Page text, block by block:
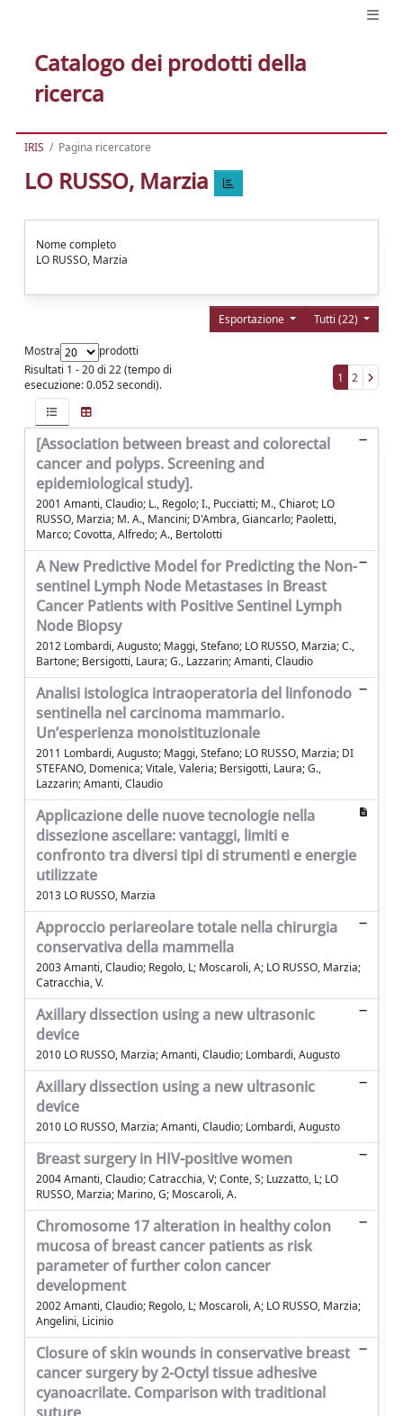
Catalogo dei prodotti della
ricerca
IRIS Pagina ricercatore
LO RUSSO, Marzia
Nome completo
LO RUSSO, Marzia
Tutti (22)
Esportazione
Mostra
prodotti
Risultati 1 - 20 di 22 (tempo di
esecuzione: 0.052 secondi).
1 2
[Association between breast and colorectal
cancer and polyps. Screening and
epidemiological study].
2001 Amanti, Claudio; L., Regolo; I., Pucciatti; M., Chiarot; LO
RUSSO, Marzia; M. A., Mancini; D'Ambra, Giancarlo; Paoletti,
Marco; Covotta, Alfredo; A., Bertolotti
A New Predictive Model for Predicting the Non-
sentinel Lymph Node Metastases in Breast
Cancer Patients with Positive Sentinel Lymph
Node Biopsy
2012 Lombardi, Augusto; Maggi, Stefano; LO RUSSO, Marzia; C.,
Bartone; Bersigotti, Laura; G., Lazzarin; Amanti, Claudio
Analisi istologica intraoperatoria del linfonodo
sentinella nel carcinoma mammario.
Un’esperienza monoistituzionale
2011 Lombardi, Augusto; Maggi, Stefano; LO RUSSO, Marzia; DI
STEFANO, Domenica; Vitale, Valeria; Bersigotti, Laura; G.,
Lazzarin; Amanti, Claudio
Applicazione delle nuove tecnologie nella
dissezione ascellare: vantaggi, limiti e
confronto tra diversi tipi di strumenti e energie
utilizzate
2013 LO RUSSO, Marzia
Approccio periareolare totale nella chirurgia
conservativa della mammella
2003 Amanti, Claudio; Regolo, L; Moscaroli, A; LO RUSSO, Marzia;
Catracchia, V.
Axillary dissection using a new ultrasonic
device
2010 LO RUSSO, Marzia; Amanti, Claudio; Lombardi, Augusto
Axillary dissection using a new ultrasonic
device
2010 LO RUSSO, Marzia; Amanti, Claudio; Lombardi, Augusto
Breast surgery in HIV-positive women
2004 Amanti, Claudio; Catracchia, V; Conte, S; Luzzatto, L; LO
RUSSO, Marzia; Marino, G; Moscaroli, A.
Chromosome 17 alteration in healthy colon
mucosa of breast cancer patients as risk
parameter of further colon cancer
development
2002 Amanti, Claudio; Regolo, L; Moscaroli, A; LO RUSSO, Marzia;
Angelini, Licinio
Closure of skin wounds in conservative breast
cancer surgery by 2-Octyl tissue adhesive
cyanoacrilate. Comparison with traditional